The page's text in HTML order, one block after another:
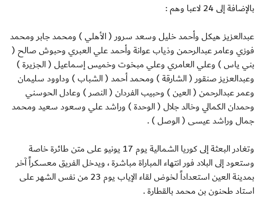
بالإضافة إلى 24 لاعبا وهم :
عبدالعزيز هيكل وأحمد خليل وسعد سرور ( الأهلي ) ومحمد جابر ومحمد
فوزي وعامر عبدالرحمن وذياب عوانة وأحمد علي العبري وحبوش صالح (
بني ياس ) وعلي العامري وعلي مبخوت وخميس إسماعيل ( الجزيرة )
وعبدالعزيز صنقور ( الشارقة ) ومحمد أحمد ( الشباب ) وداوود سليمان
وعمر عبدالرحمن ( العين ) وحبيب الفردان ( النصر ) وعادل الحوسني
وحمدان الكمالي وخالد جلال ( الوحدة ) وراشد علي وسعود سعيد ومحمد
جمال وراشد عيسى ( الوصل ) .
وتغادر البعثة إلى كوريا الشمالية يوم 17 يونيو على متن طائرة خاصة
وستعود إلى البلاد فور انتهاء المباراة مباشرة ، ويدخل الفريق معسكراً آخر
بمدينة العين استعداداً لخوض لقاء الإياب يوم 23 من نفس الشهر على
استاد طحنون بن محمد بالقطارة .